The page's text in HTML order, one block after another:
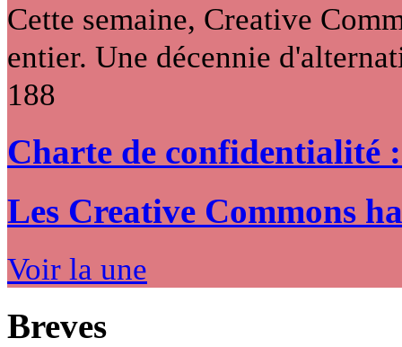
Cette semaine, Creative
entier. Une décennie
188
Charte de confidentialité
Les Creative Commons
Voir la une
Breves